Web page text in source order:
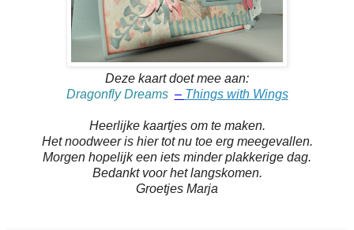
Deze kaart doet mee aan:
Dragonfly Dreams – Things with Wings
Heerlijke kaartjes om te maken.
Het noodweer is hier tot nu toe erg meegevallen.
Morgen hopelijk een iets minder plakkerige dag.
Bedankt voor het langskomen.
Groetjes Marja